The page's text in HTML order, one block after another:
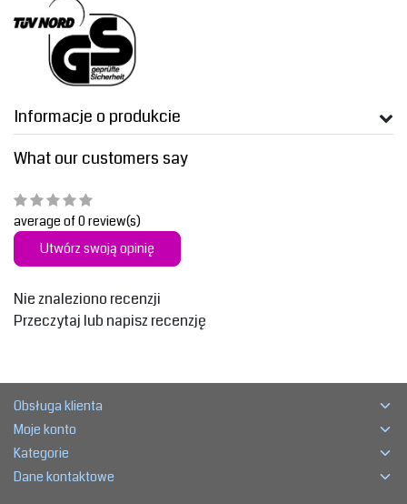
Informacje o produkcie
What our customers say
average of 0 review(s)
Utwórz swoją opinię
Nie znaleziono recenzji
Przeczytaj lub napisz recenzję
Obsługa klienta
Moje konto
Kategorie
Dane kontaktowe